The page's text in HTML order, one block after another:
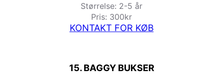
Størrelse: 2-5 år
Pris: 300kr
KONTAKT FOR KØB
15. BAGGY BUKSER